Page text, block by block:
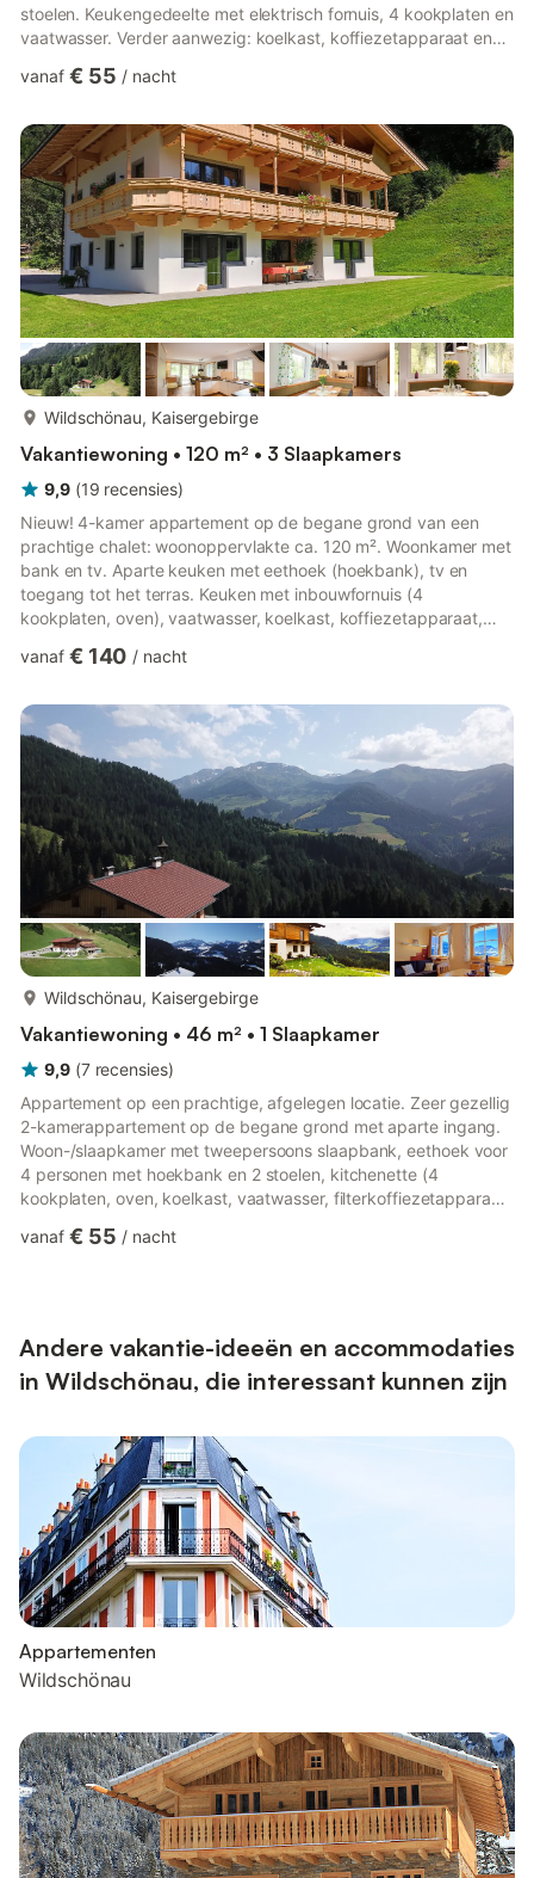
stoelen. Keukengedeelte met elektrisch fornuis, 4 kookplaten en
vaatwasser. Verder aanwezig: koelkast, koffiezetapparaat en
stapelbed. Douche, apart toilet. Gedetailleerde beschrijving van
mooie helling met uitzicht op het tegenoverliggende ski- en
wandelgebied Markbachjoch, in de wijk Bacherwinkl. Het
vakantiehui...
vanaf € 55 / nacht
Wildschönau, Kaisergebirge
Vakantiewoning • 120 m² • 3 Slaapkamers
9,9 (19 recensies)
Nieuw! 4-kamer appartement op de begane grond van een
prachtige chalet: woonoppervlakte ca. 120 m². Woonkamer met
bank en tv. Aparte keuken met eethoek (hoekbank), tv en
toegang tot het terras. Keuken met inbouwfornuis (4
kookplaten, oven), vaatwasser, koelkast, koffiezetapparaat,
eenpersoonskamer. Grote badkamer met ligbad, douche en
2020, met twee vakantiewoningen van elk ca. 100m², gelegen
op een absoluut rustige locatie, tussen Oberau, Auffach en
Mühltal. Het vaka...
vanaf € 140 / nacht
Wildschönau, Kaisergebirge
Vakantiewoning • 46 m² • 1 Slaapkamer
9,9 (7 recensies)
Appartement op een prachtige, afgelegen locatie. Zeer gezellig
2-kamerappartement op de begane grond met aparte ingang.
Woon-/slaapkamer met tweepersoons slaapbank, eethoek voor
4 personen met hoekbank en 2 stoelen, kitchenette (4
kookplaten, oven, koelkast, vaatwasser, filterkoffiezetapparaat,
uitzicht. WLAN, beddengoed, handdoeken inbegrepen.
bergweg. I...
vanaf € 55 / nacht
Andere vakantie-ideeën en accommodaties
in Wildschönau, die interessant kunnen zijn
Appartementen
Wildschönau